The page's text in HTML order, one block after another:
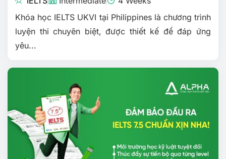
Khóa học IELTS UKVI tại Philippines là chương trình
luyện thi chuyên biệt, được thiết kế để đáp ứng
yêu...